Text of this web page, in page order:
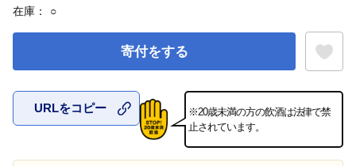
在庫： ○
寄付をする
お気に入
URLをコピー
※20歳未満の方の飲酒は法律で禁
止されています。